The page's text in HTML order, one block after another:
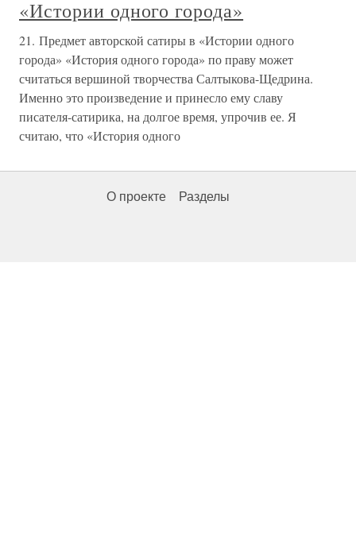
«Истории одного города»
21. Предмет авторской сатиры в «Истории одного
города» «История одного города» по праву может
считаться вершиной творчества Салтыкова-Щедрина.
Именно это произведение и принесло ему славу
писателя-сатирика, на долгое время, упрочив ее. Я
считаю, что «История одного
О проекте Разделы